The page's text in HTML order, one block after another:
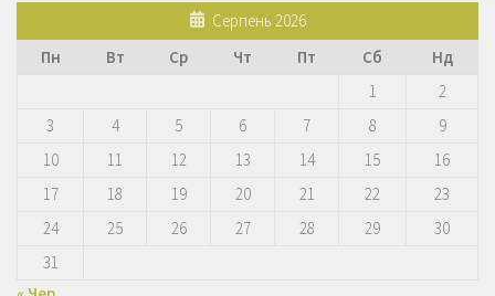
Серпень 2026
Пн
Вт Ср Чт Пт Сб
Нд
1
2
3
4 5 6 7 8
9
10
11 12 13 14 15
16
17
18 19 20 21 22
23
24
25 26 27 28 29
30
31